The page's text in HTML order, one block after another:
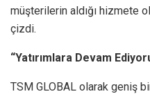
müşterilerin aldığı hizmete
çizdi.
“Yatırımlara Devam
TSM GLOBAL olarak geniş